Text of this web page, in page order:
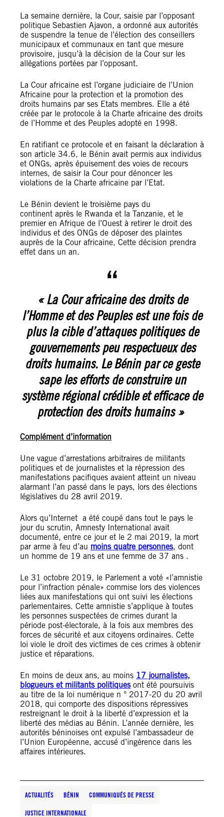
La semaine dernière, la Cour, saisie par l’opposant
politique Sebastien Ajavon, a ordonné aux autorités
de suspendre la tenue de l’élection des conseillers
municipaux et communaux en tant que mesure
provisoire, jusqu’à la décision de la Cour sur les
allégations portées par l’opposant.
La Cour africaine est l’organe judiciaire de l’Union
Africaine pour la protection et la promotion des
droits humains par ses Etats membres. Elle a été
créée par le protocole à la Charte africaine des droits
de l’Homme et des Peuples adopté en 1998.
En ratifiant ce protocole et en faisant la déclaration à
son article 34.6, le Bénin avait permis aux individus
et ONGs, après épuisement des voies de recours
internes, de saisir la Cour pour dénoncer les
violations de la Charte africaine par l’Etat.
Le Bénin devient le troisième pays du
continent après le Rwanda et la Tanzanie, et le
premier en Afrique de l’Ouest à retirer le droit des
individus et des ONGs de déposer des plaintes
auprès de la Cour africaine, Cette décision prendra
effet dans un an.
« La Cour africaine des droits de
l’Homme et des Peuples est une fois de
plus la cible d’attaques politiques de
gouvernements peu respectueux des
droits humains. Le Bénin par ce geste
sape les efforts de construire un
système régional crédible et efficace de
protection des droits humains »
Complément d’information
Une vague d’arrestations arbitraires de militants
politiques et de journalistes et la répression des
manifestations pacifiques avaient atteint un niveau
alarmant l’an passé dans le pays, lors des élections
législatives du 28 avril 2019.
Alors qu’Internet a été coupé dans tout le pays le
jour du scrutin, Amnesty International avait
documenté, entre ce jour et le 2 mai 2019, la mort
par arme à feu d’au moins quatre personnes, dont
un homme de 19 ans et une femme de 37 ans .
Le 31 octobre 2019, le Parlement a voté «l’amnistie
pour l’infraction pénale» commise lors des violences
liées aux manifestations qui ont suivi les élections
parlementaires. Cette amnistie s’applique à toutes
les personnes suspectées de crimes durant la
période post-électorale, à la fois aux membres des
forces de sécurité et aux citoyens ordinaires. Cette
loi viole le droit des victimes de ces crimes à obtenir
justice et réparations.
En moins de deux ans, au moins 17 journalistes,
blogueurs et militants politiquesont été poursuivis
au titre de la loi numérique n ° 2017-20 du 20 avril
2018, qui comporte des dispositions répressives
restreignant le droit à la liberté d’expression et la
liberté des médias au Bénin. L’année dernière, les
autorités béninoises ont expulsé l’ambassadeur de
l’Union Européenne, accusé d’ingérence dans les
affaires intérieures.
ACTUALITÉS BÉNIN COMMUNIQUÉS DE PRESSE
JUSTICE INTERNATIONALE